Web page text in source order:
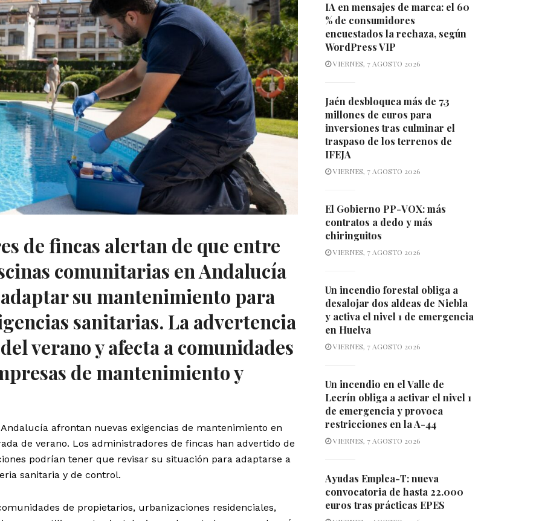
de fincas alertan de que entre
comunitarias en Andalucía
su mantenimiento para
sanitarias. La advertencia
verano y afecta a comunidades
de mantenimiento y
afrontan nuevas exigencias de mantenimiento en
de verano. Los administradores de fincas han advertido de
podrían tener que revisar su situación para adaptarse a
sanitaria y de control.
de propietarios, urbanizaciones residenciales,
IA en mensajes de marca: el 60
% de consumidores
encuestados la rechaza, según
WordPress VIP
VIERNES, 7 AGOSTO 2026
Jaén desbloquea más de 7,3
millones de euros para
inversiones tras culminar el
traspaso de los terrenos de
IFEJA
VIERNES, 7 AGOSTO 2026
El Gobierno PP-VOX: más
contratos a dedo y más
chiringuitos
VIERNES, 7 AGOSTO 2026
Un incendio forestal obliga a
desalojar dos aldeas de Niebla
y activa el nivel 1 de emergencia
en Huelva
VIERNES, 7 AGOSTO 2026
Un incendio en el Valle de
Lecrín obliga a activar el nivel 1
de emergencia y provoca
restricciones en la A-44
VIERNES, 7 AGOSTO 2026
Ayudas Emplea-T: nueva
convocatoria de hasta 22.000
euros tras prácticas EPES